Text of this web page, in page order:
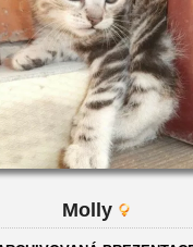
Molly